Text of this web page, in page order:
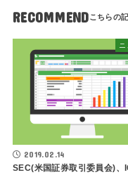
RECOMMEND
ニ
2019.02.14
SEC(米国証券取引委員会)、